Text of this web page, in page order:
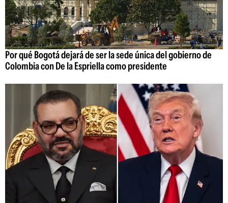
Por qué Bogotá dejará de ser la sede única del gobierno de
Colombia con De la Espriella como presidente